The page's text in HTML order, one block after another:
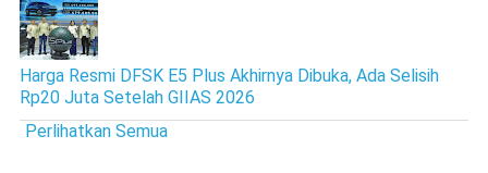
Harga Resmi DFSK E5 Plus Akhirnya Dibuka, Ada Selisih
Rp20 Juta Setelah GIIAS 2026
Perlihatkan Semua